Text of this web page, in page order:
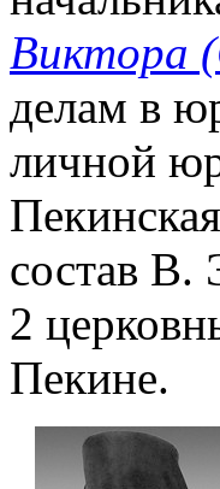
Виктора
делам в
личной
состав В.
2
Пекине.